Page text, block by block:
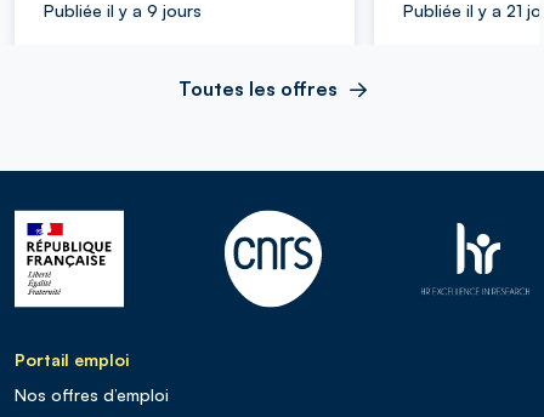
Publiée il y a 9 jours Publiée il y a 21
Toutes les offres
Portail emploi
Nos offres d’emploi